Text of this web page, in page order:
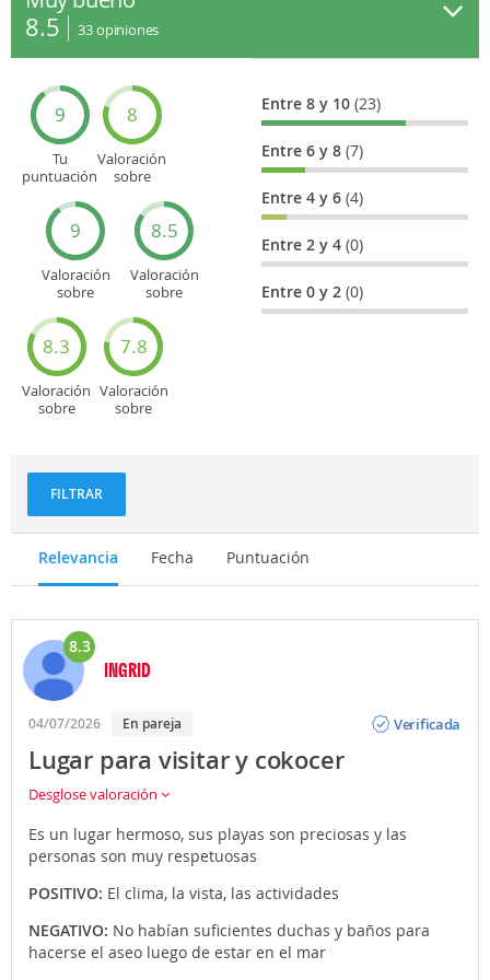
8.5 33opiniones
9
Tu
puntuación
8
Valoración
sobre
9
Valoración
sobre
8.5
Valoración
sobre
turísticos
8.3
Valoración
sobre
7.8
Valoración
sobre
Entre 8 y 10(23)
Entre 6 y 8(7)
Entre 4 y 6(4)
Entre 2 y 4(0)
Entre 0 y 2(0)
FILTRAR
Relevancia Fecha Puntuación
8.3
INGRID
04/07/2026 En pareja
Verificada
Lugar para visitar y cokocer
Desglose valoración
Es un lugar hermoso, sus playas son preciosas y las
personas son muy respetuosas
POSITIVO: El clima, la vista, las actividades
NEGATIVO: No habían suficientes duchas y baños para
hacerse el aseo luego de estar en el mar